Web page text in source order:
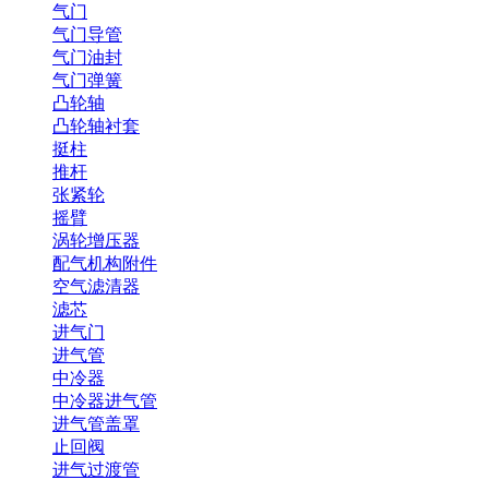
气门
气门导管
气门油封
气门弹簧
凸轮轴
凸轮轴衬套
挺柱
推杆
张紧轮
摇臂
涡轮增压器
配气机构附件
空气滤清器
滤芯
进气门
进气管
中冷器
中冷器进气管
进气管盖罩
止回阀
进气过渡管